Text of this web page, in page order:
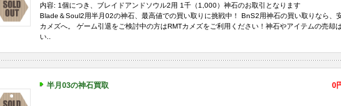
内容: 1個につき、ブレイドアンドソウル2用 1千（1,000）神石のお取引となります
Blade＆Soul2用半月02の神石、最高値での買い取りに挑戦中！ BnS2用神石の買い取りなら、
カメズへ。 ゲーム引退をご検討中の方はRMTカメズをご利用ください！神石やアイテムの売却
い..
半月03の神石買取 0